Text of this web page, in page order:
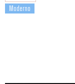
Moderno